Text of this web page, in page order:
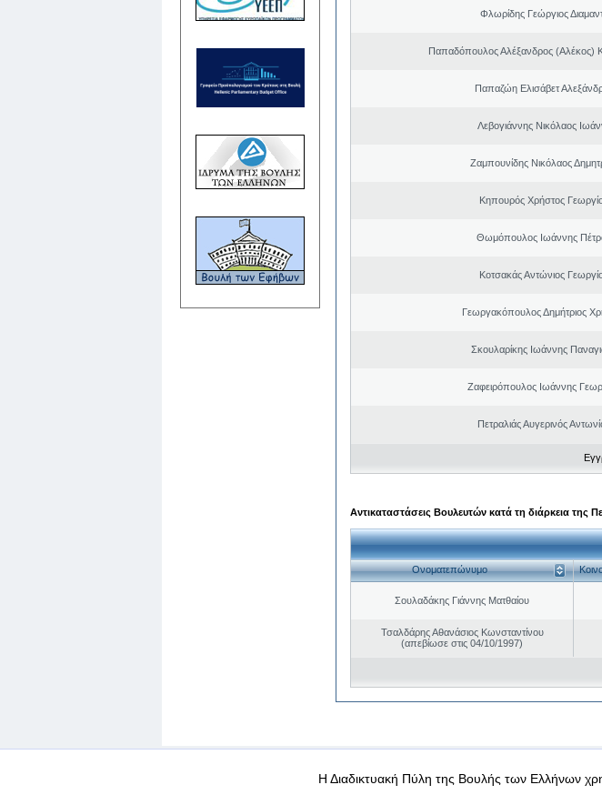
Φλωρίδης Γεώργιος
Παπαδόπουλος Αλέξανδρος (Αλέκος)
Παπαζώη Ελισάβετ
Λεβογιάννης Νικόλαος
Ζαμπουνίδης Νικόλαος
Κηπουρός Χρήστος
Θωμόπουλος Ιωάννης
Κοτσακάς Αντώνιος
Γεωργακόπουλος Δημήτριος
Σκουλαρίκης Ιωάννης
Ζαφειρόπουλος Ιωάννης
Πετραλιάς Αυγερινός
Αντικαταστάσεις Βουλευτών κατά τη διάρκεια της
Ονοματεπώνυμο
Σουλαδάκης Γιάννης Ματθαίου
Τσαλδάρης Αθανάσιος Κωνσταντίνου
(απεβίωσε στις 04/10/1997)
Όροι χρήσης Προσωπικά δεδομένα Ασφάλεια & Πρόσβαση
Η Διαδικτυακή Πύλη της Βουλής των Ελλήνων